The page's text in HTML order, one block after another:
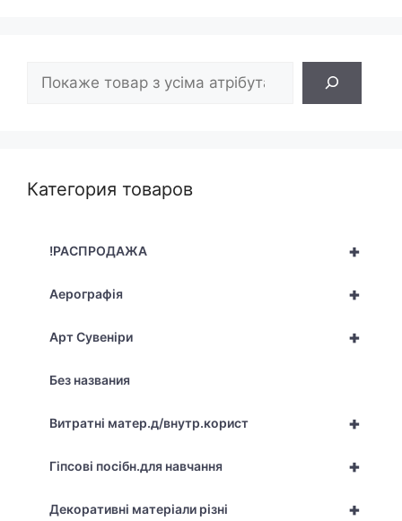
Категория товаров
+
!РАСПРОДАЖА
+
Аерографія
+
Арт Сувеніри
Без названия
+
Витратні матер.д/внутр.корист
+
Гіпсові посібн.для навчання
+
Декоративні матеріали різні